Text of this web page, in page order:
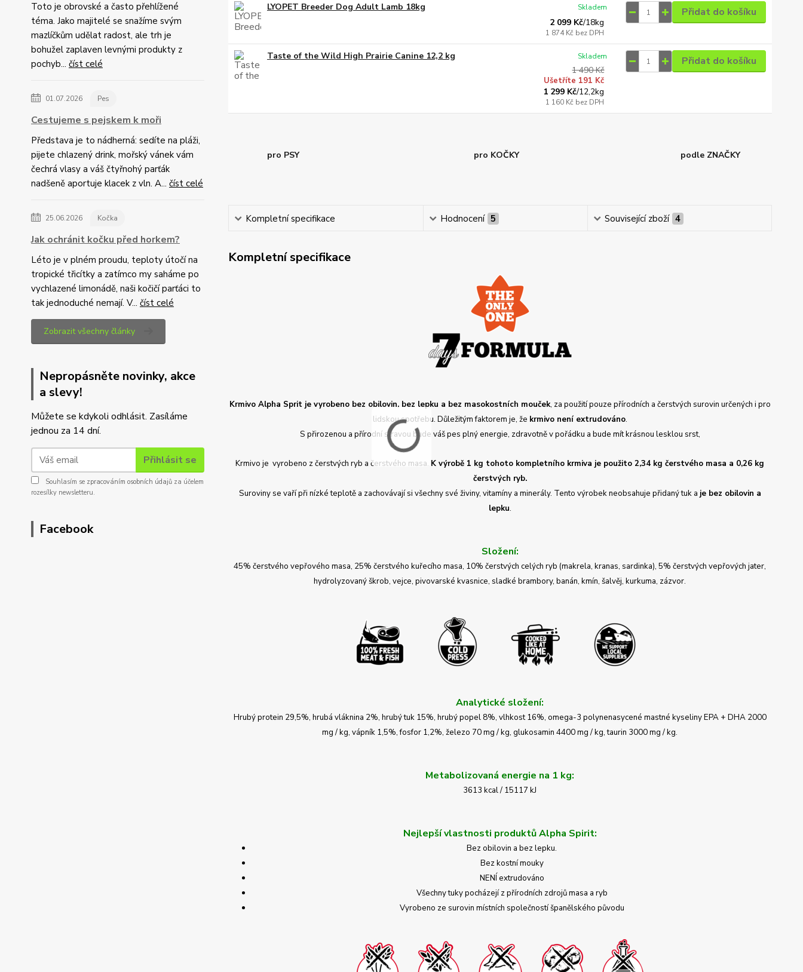
Toto je obrovské a často přehlížené
téma. Jako majitelé se snažíme svým
mazlíčkům udělat radost, ale trh je
bohužel zaplaven levnými produkty z
pochyb... číst celé
01.07.2026 Pes
Cestujeme s pejskem k moři
Představa je to nádherná: sedíte na pláži,
pijete chlazený drink, mořský vánek vám
čechrá vlasy a váš čtyřnohý parťák
nadšeně aportuje klacek z vln. A... číst celé
25.06.2026 Kočka
Jak ochránit kočku před horkem?
Léto je v plném proudu, teploty útočí na
tropické třicítky a zatímco my saháme po
vychlazené limonádě, naši kočičí parťáci to
tak jednoduché nemají. V... číst celé
Zobrazit všechny články
Nepropásněte novinky, akce
a slevy!
Můžete se kdykoli odhlásit. Zasíláme
jednou za 14 dní.
Přihlásit se
Souhlasím se zpracováním osobních údajů za účelem
rozesílky newsletteru.
Facebook
LYOPET Breeder Dog Adult Lamb 18kg
2 099 Kč/18kg
1 874 Kč bez DPH
Skladem Přidat do košíku
Taste of the Wild High Prairie Canine 12,2 kg
1 490 Kč
Ušetříte 191 Kč
1 299 Kč/12,2kg
1 160 Kč bez DPH
Skladem Přidat do košíku
pro PSY pro KOČKY podle ZNAČKY
Kompletní specifikace Hodnocení 5 Související zboží 4
Kompletní specifikace
Krmivo Alpha Sprit je vyrobeno bez obilovin, bez lepku a bez masokostních mouček, za použití pouze přírodních a čerstvých surovin určených i pro
lidskou spotřebu. Důležitým faktorem je, že krmivo není extrudováno.
S přirozenou a přírodní stravou bude váš pes plný energie, zdravotně v pořádku a bude mít krásnou lesklou srst,
Krmivo je vyrobeno z čerstvých ryb a čerstvého masa. K výrobě 1 kg tohoto kompletního krmiva je použito 2,34 kg čerstvého masa a 0,26 kg
čerstvých ryb.
Suroviny se vaří při nízké teplotě a zachovávají si všechny své živiny, vitamíny a minerály. Tento výrobek neobsahuje přidaný tuk a je bez obilovin a
lepku.
Složení:
45% čerstvého vepřového masa, 25% čerstvého kuřecího masa, 10% čerstvých celých ryb (makrela, kranas, sardinka), 5% čerstvých vepřových jater,
hydrolyzovaný škrob, vejce, pivovarské kvasnice, sladké brambory, banán, kmín, šalvěj, kurkuma, zázvor.
Analytické složení:
Hrubý protein 29,5%, hrubá vláknina 2%, hrubý tuk 15%, hrubý popel 8%, vlhkost 16%, omega-3 polynenasycené mastné kyseliny EPA + DHA 2000
mg / kg, vápník 1,5%, fosfor 1,2%, železo 70 mg / kg, glukosamin 4400 mg / kg, taurin 3000 mg / kg.
Metabolizovaná energie na 1 kg:
3613 kcal / 15117 kJ
Nejlepší vlastnosti produktů Alpha Spirit:
Bez obilovin a bez lepku.
Bez kostní mouky
NENÍ extrudováno
Všechny tuky pocházejí z přírodních zdrojů masa a ryb
Vyrobeno ze surovin místních společností španělského původu